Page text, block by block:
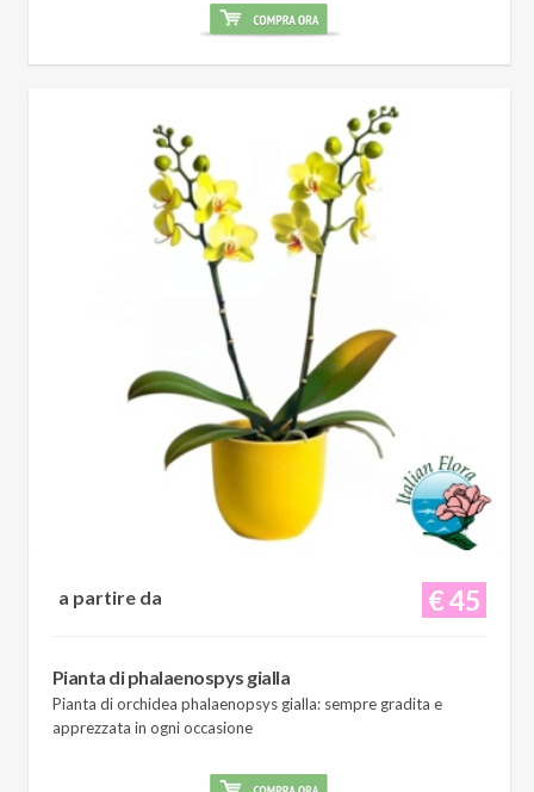
€ 45
a partire da
Pianta di phalaenospys gialla
Pianta di orchidea phalaenopsys gialla: sempre gradita e
apprezzata in ogni occasione